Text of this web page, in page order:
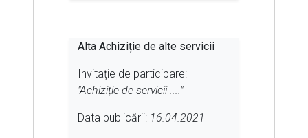
Alta Achiziție de alte servicii
Invitație de participare:
"Achiziție de servicii ...."
Data publicării: 16.04.2021